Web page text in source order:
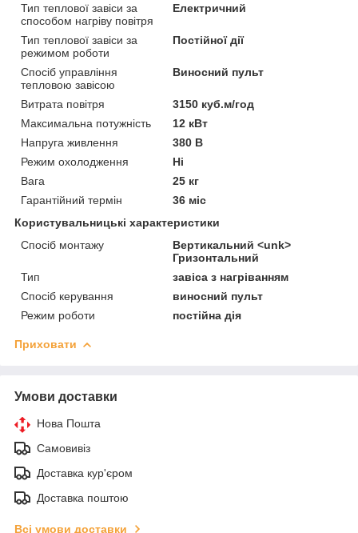
Тип теплової завіси за
способом нагріву повітря
Електричний
Тип теплової завіси за
режимом роботи
Постійної дії
Спосіб управління
тепловою завісою
Виносний пульт
Витрата повітря
3150 куб.м/год
Максимальна потужність
12 кВт
Напруга живлення
380 В
Режим охолодження
Ні
Вага
25 кг
Гарантійний термін
36 міс
Користувальницькі характеристики
Спосіб монтажу
Вертикальний <unk>
Гризонтальний
Тип
завіса з нагріванням
Спосіб керування
виносний пульт
Режим роботи
постійна дія
Приховати
Умови доставки
Нова Пошта
Самовивіз
Доставка кур'єром
Доставка поштою
Всі умови доставки